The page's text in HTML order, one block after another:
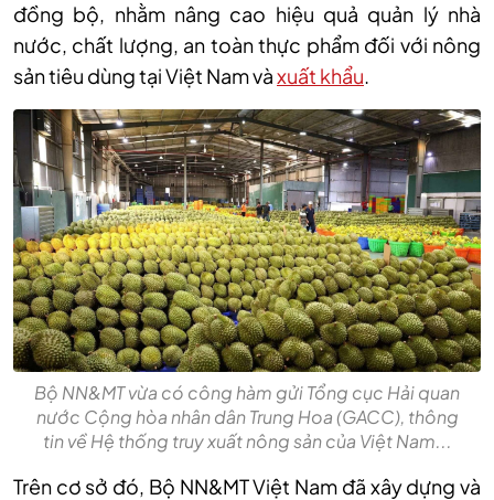
đồng bộ, nhằm nâng cao hiệu quả quản lý nhà
nước, chất lượng, an toàn thực phẩm đối với nông
sản tiêu dùng tại Việt Nam vàxuất khẩu.
Bộ NN&MT vừa có công hàm gửi Tổng cục Hải quan
nước Cộng hòa nhân dân Trung Hoa (GACC), thông
tin về Hệ thống truy xuất nông sản của Việt Nam...
Trên cơ sở đó, Bộ NN&MT Việt Nam đã xây dựng và